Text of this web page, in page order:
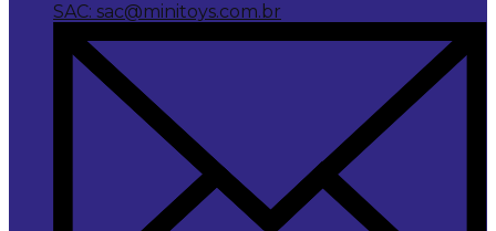
SAC: sac@minitoys.com.br